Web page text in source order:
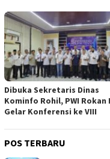
Dibuka Sekretaris Dinas
Kominfo Rohil, PWI Rokan
Gelar Konferensi ke VIII
POS TERBARU